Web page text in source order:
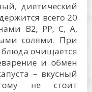
диетический
всего 20
В2, РР, С, А,
солями. При
очищается
и обмен
– вкусный
не стоит